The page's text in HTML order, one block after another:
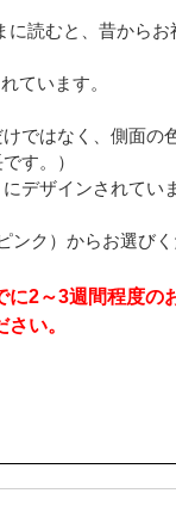
読むと、昔から
ています。
ではなく、側面の
す。）
デザインされてい
ク）からお選びく
2～3週間程度の
い。